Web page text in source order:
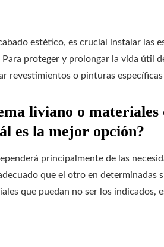
estético, es crucial instalar las
Para proteger y prolongar la vida útil
revestimientos o pinturas específicas
liviano o materiales
es la mejor opción?
principalmente de las
que el otro en determinadas
que puedan no ser los indicados,